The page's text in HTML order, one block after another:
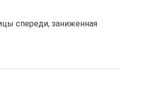
спереди, заниженная